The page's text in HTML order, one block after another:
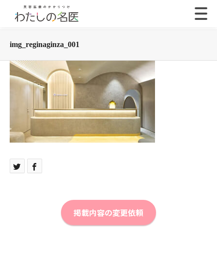
img_reginaginza_001
掲載内容の変更依頼